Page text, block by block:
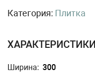
Категория: Плитка
ХАРАКТЕРИСТИКИ
Ширина: 300